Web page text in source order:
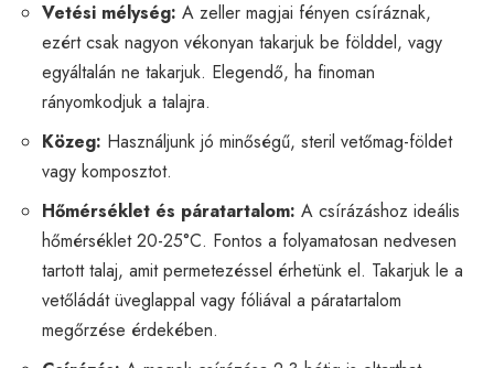
Vetési mélység: A zeller magjai fényen csíráznak,
ezért csak nagyon vékonyan takarjuk be földdel, vagy
egyáltalán ne takarjuk. Elegendő, ha finoman
rányomkodjuk a talajra.
Közeg: Használjunk jó minőségű, steril vetőmag-földet
vagy komposztot.
Hőmérséklet és páratartalom: A csírázáshoz ideális
hőmérséklet 20-25°C. Fontos a folyamatosan nedvesen
tartott talaj, amit permetezéssel érhetünk el. Takarjuk le a
vetőládát üveglappal vagy fóliával a páratartalom
megőrzése érdekében.